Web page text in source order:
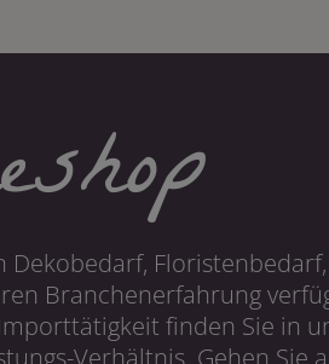
Floristenbedarf,
Branchenerfahrung
finden Sie in
Verhältnis. Gehen Sie